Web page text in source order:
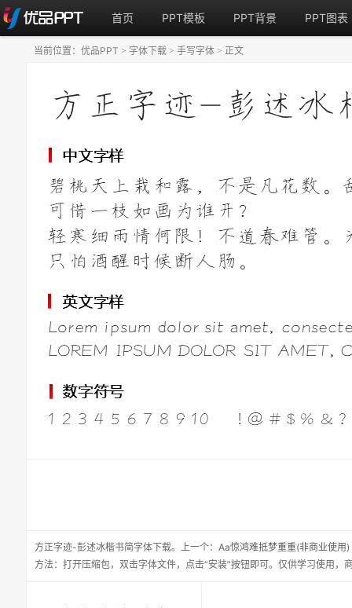
首页 PPT模板 PPT背景 PPT图表
方正字迹-彭述冰楷书简字体下载。 上一个： Aa惊鸿难抵梦重重(非商业使用)
方法：打开压缩包，双击字体文件，点击“安装”按钮即可。仅供学习使用，
当前位置： 优品PPT > 字体下载 > 手写字体 > 正文